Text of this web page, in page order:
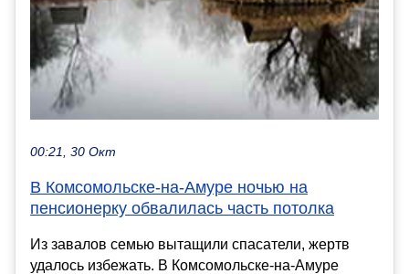
00:21, 30 Окт
В Комсомольске-на-Амуре ночью на
пенсионерку обвалилась часть потолка
Из завалов семью вытащили спасатели, жертв
удалось избежать. В Комсомольске-на-Амуре